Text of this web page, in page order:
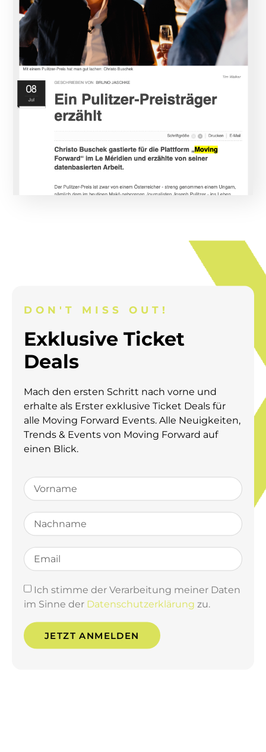
DON'T MISS OUT!
Exklusive Ticket
Deals
Mach den ersten Schritt nach vorne und
erhalte als Erster exklusive Ticket Deals für
alle Moving Forward Events. Alle Neuigkeiten,
Trends & Events von Moving Forward auf
einen Blick.
Ich stimme der Verarbeitung meiner Daten
im Sinne der Datenschutzerklärung zu.
JETZT ANMELDEN